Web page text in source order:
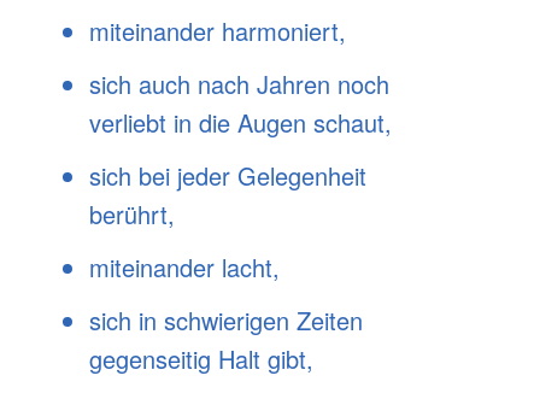
miteinander harmoniert,
sich auch nach Jahren noch
verliebt in die Augen schaut,
sich bei jeder Gelegenheit
berührt,
miteinander lacht,
sich in schwierigen Zeiten
gegenseitig Halt gibt,